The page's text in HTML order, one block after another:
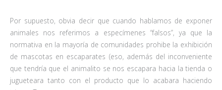
Por supuesto, obvia decir que cuando hablamos de exponer
animales nos referimos a especímenes “falsos”, ya que la
normativa en la mayoría de comunidades prohibe la exhibición
de mascotas en escaparates (eso, además del inconveniente
que tendría que el animalito se nos escapara hacia la tienda o
jugueteara tanto con el producto que lo acabara haciendo